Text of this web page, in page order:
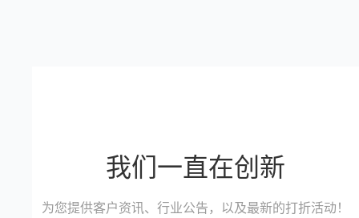
我们一直在创新
为您提供客户资讯、行业公告，以及最新的打折活动！